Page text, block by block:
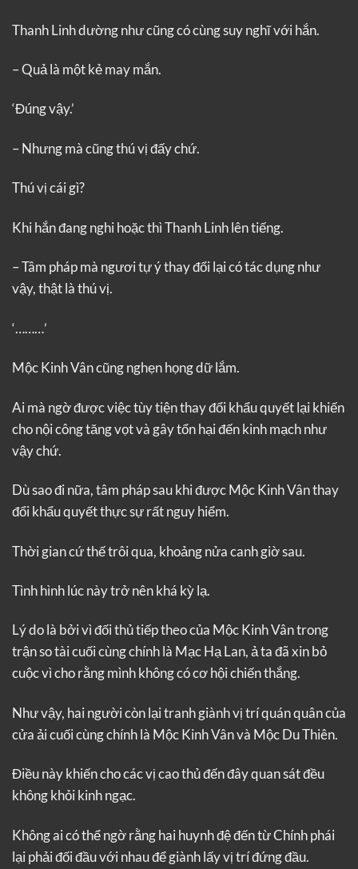
Thanh Linh dường như cũng có cùng suy nghĩ với hắn.
– Quả là một kẻ may mắn.
‘Đúng vậy.’
– Nhưng mà cũng thú vị đấy chứ.
Thú vị cái gì?
Khi hắn đang nghi hoặc thì Thanh Linh lên tiếng.
– Tâm pháp mà ngươi tự ý thay đổi lại có tác dụng như
vậy, thật là thú vị.
‘………’
Mộc Kinh Vân cũng nghẹn họng dữ lắm.
Ai mà ngờ được việc tùy tiện thay đổi khẩu quyết lại khiến
cho nội công tăng vọt và gây tổn hại đến kinh mạch như
vậy chứ.
Dù sao đi nữa, tâm pháp sau khi được Mộc Kinh Vân thay
đổi khẩu quyết thực sự rất nguy hiểm.
Thời gian cứ thế trôi qua, khoảng nửa canh giờ sau.
Tình hình lúc này trở nên khá kỳ lạ.
Lý do là bởi vì đối thủ tiếp theo của Mộc Kinh Vân trong
trận so tài cuối cùng chính là Mạc Hạ Lan, ả ta đã xin bỏ
cuộc vì cho rằng mình không có cơ hội chiến thắng.
Như vậy, hai người còn lại tranh giành vị trí quán quân của
cửa ải cuối cùng chính là Mộc Kinh Vân và Mộc Du Thiên.
Điều này khiến cho các vị cao thủ đến đây quan sát đều
không khỏi kinh ngạc.
Không ai có thể ngờ rằng hai huynh đệ đến từ Chính phái
lại phải đối đầu với nhau để giành lấy vị trí đứng đầu.